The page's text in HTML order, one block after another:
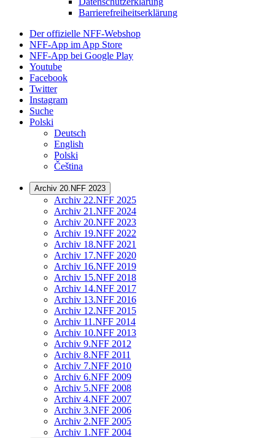
Barrierefreiheitserklärung
Der offizielle NFF-Webshop
NFF-App im App Store
NFF-App bei Google Play
Youtube
Facebook
Twitter
Instagram
Suche
Polski
Deutsch
English
Polski
Čeština
Archiv 20.NFF 2023
Archiv 22.NFF 2025
Archiv 21.NFF 2024
Archiv 20.NFF 2023
Archiv 19.NFF 2022
Archiv 18.NFF 2021
Archiv 17.NFF 2020
Archiv 16.NFF 2019
Archiv 15.NFF 2018
Archiv 14.NFF 2017
Archiv 13.NFF 2016
Archiv 12.NFF 2015
Archiv 11.NFF 2014
Archiv 10.NFF 2013
Archiv 9.NFF 2012
Archiv 8.NFF 2011
Archiv 7.NFF 2010
Archiv 6.NFF 2009
Archiv 5.NFF 2008
Archiv 4.NFF 2007
Archiv 3.NFF 2006
Archiv 2.NFF 2005
Archiv 1.NFF 2004